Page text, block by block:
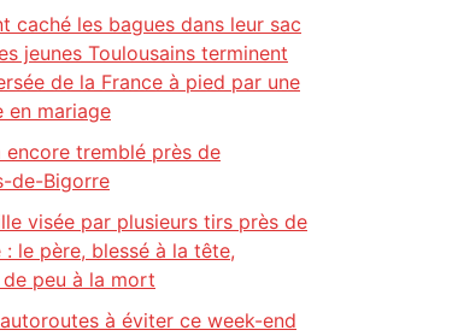
caché les bagues dans leur sac
jeunes Toulousains terminent
de la France à pied par une
en mariage
encore tremblé près de
de-Bigorre
visée par plusieurs tirs près de
: le père, blessé à la tête,
peu à la mort
à éviter ce week-end